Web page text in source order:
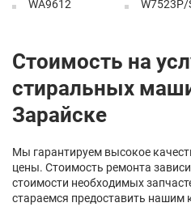
WA9612 W7523P/
Стоимость на
стиральных
Зарайске
Мы гарантируем высокое
цены. Стоимость ремонта
стоимости необходимых
стараемся предоставить нашим